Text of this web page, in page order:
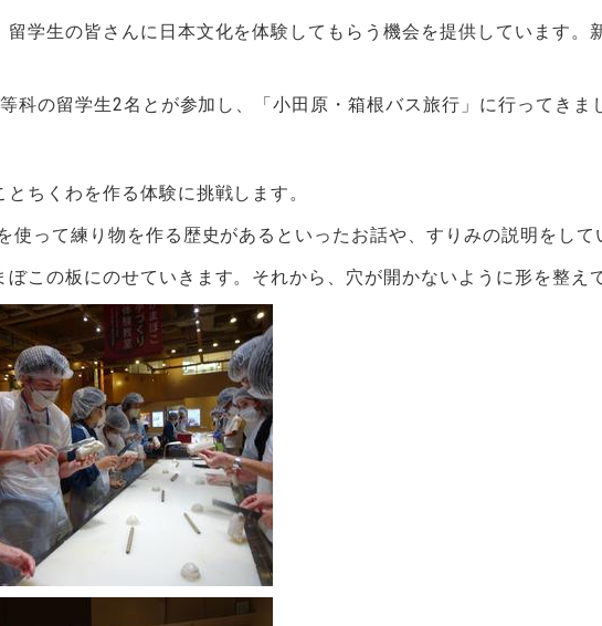
学生の皆さんに日本文化を体験してもらう機会を提供しています。
科の留学生2名とが参加し、「小田原・箱根バス旅行」に行ってきま
ちくわを作る体験に挑戦します。
って練り物を作る歴史があるといったお話や、すりみの説明をして
この板にのせていきます。それから、穴が開かないように形を整え